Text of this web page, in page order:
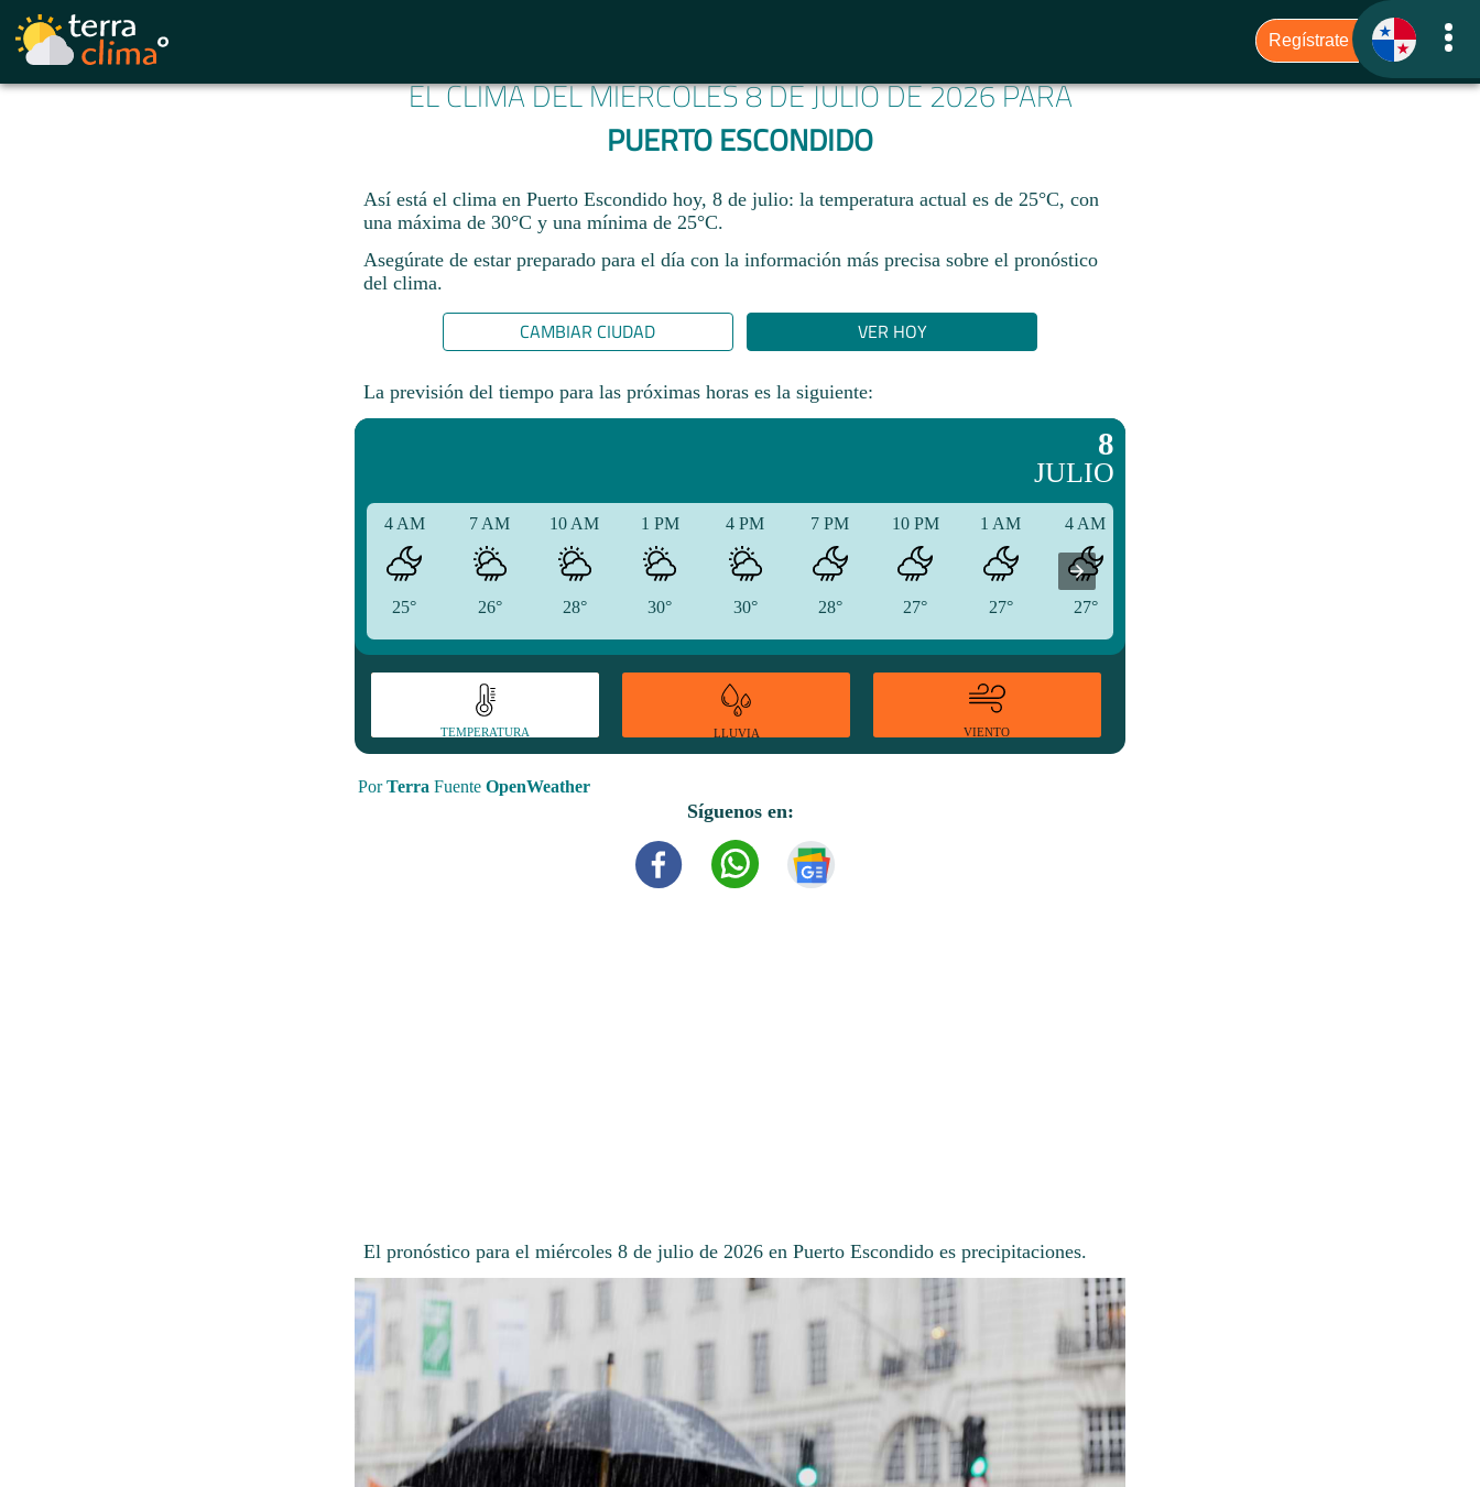
EL CLIMA DEL MIÉRCOLES 8 DE JULIO DE 2026 PARA
PUERTO ESCONDIDO
Así está el clima en Puerto Escondido hoy, 8 de julio: la temperatura actual es de 25°C, con
una máxima de 30°C y una mínima de 25°C.
Asegúrate de estar preparado para el día con la información más precisa sobre el pronóstico
del clima.
CAMBIAR CIUDAD VER HOY
La previsión del tiempo para las próximas horas es la siguiente:
8
JULIO
4 AM
25°
7 AM
26°
10 AM
28°
1 PM
30°
4 PM
30°
7 PM
28°
10 PM
27°
1 AM
27°
4 AM
27°
TEMPERATURA LLUVIA VIENTO
PorTerra Fuente OpenWeather
Síguenos en:
El pronóstico para el miércoles 8 de julio de 2026 en Puerto Escondido es precipitaciones.